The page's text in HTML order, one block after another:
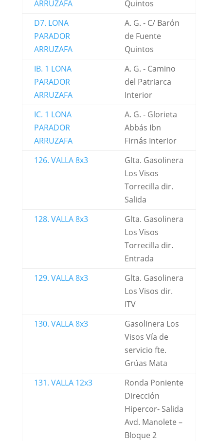
ARRUZAFA
Quintos
D7. LONA
PARADOR
ARRUZAFA
A. G. - C/ Barón
de Fuente
Quintos
IB. 1 LONA
PARADOR
ARRUZAFA
A. G. - Camino
del Patriarca
Interior
IC. 1 LONA
PARADOR
ARRUZAFA
A. G. - Glorieta
Abbás Ibn
Firnás Interior
126. VALLA 8x3
Glta. Gasolinera
Los Visos
Torrecilla dir.
Salida
128. VALLA 8x3
Glta. Gasolinera
Los Visos
Torrecilla dir.
Entrada
129. VALLA 8x3
Glta. Gasolinera
Los Visos dir.
ITV
130. VALLA 8x3
Gasolinera Los
Visos Vía de
servicio fte.
Grúas Mata
131. VALLA 12x3
Ronda Poniente
Dirección
Hipercor- Salida
Avd. Manolete –
Bloque 2